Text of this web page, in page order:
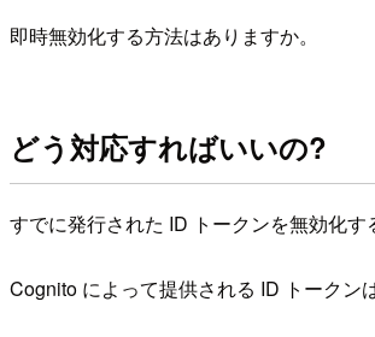
即時無効化する方法はありますか。
どう対応すればいいの?
すでに発行された ID トークンを無効化
Cognito によって提供される ID トークン